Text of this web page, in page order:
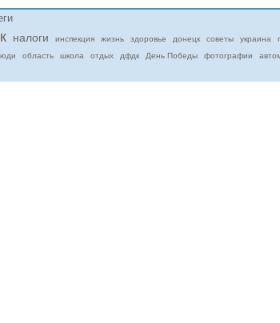
налоги инспекция жизнь здоровье донецк советы украина
область школа отдых дфдк День Победы фотографии